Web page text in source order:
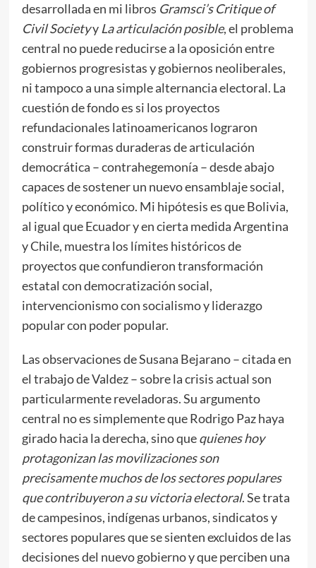
desarrollada en mi libros Gramsci’s Critique of
Civil Societyy La articulación posible, el problema
central no puede reducirse a la oposición entre
gobiernos progresistas y gobiernos neoliberales,
ni tampoco a una simple alternancia electoral. La
cuestión de fondo es si los proyectos
refundacionales latinoamericanos lograron
construir formas duraderas de articulación
democrática – contrahegemonía – desde abajo
capaces de sostener un nuevo ensamblaje social,
político y económico. Mi hipótesis es que Bolivia,
al igual que Ecuador y en cierta medida Argentina
y Chile, muestra los límites históricos de
proyectos que confundieron transformación
estatal con democratización social,
intervencionismo con socialismo y liderazgo
popular con poder popular.
Las observaciones de Susana Bejarano – citada en
el trabajo de Valdez – sobre la crisis actual son
particularmente reveladoras. Su argumento
central no es simplemente que Rodrigo Paz haya
girado hacia la derecha, sino quequienes hoy
protagonizan las movilizaciones son
precisamente muchos de los sectores populares
que contribuyeron a su victoria electoral. Se trata
de campesinos, indígenas urbanos, sindicatos y
sectores populares que se sienten excluidos de las
decisiones del nuevo gobierno y que perciben una